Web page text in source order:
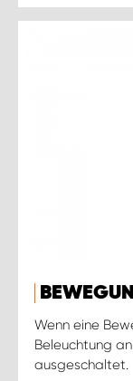
Wenn eine
Beleuchtung
ausgeschaltet.